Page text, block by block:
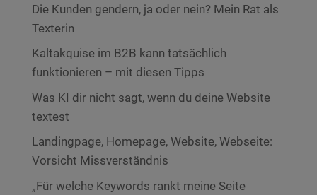
Die Kunden gendern, ja oder nein? Mein Rat als
Texterin
Kaltakquise im B2B kann tatsächlich
funktionieren – mit diesen Tipps
Was KI dir nicht sagt, wenn du deine Website
textest
Landingpage, Homepage, Website, Webseite:
Vorsicht Missverständnis
„Für welche Keywords rankt meine Seite